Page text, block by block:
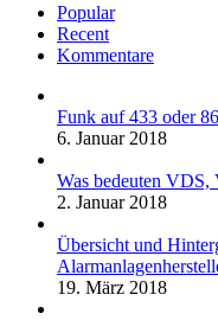
Popular
Recent
Kommentare
Funk auf 433 oder
6. Januar 2018
Was bedeuten
2. Januar 2018
Übersicht und
19. März 2018